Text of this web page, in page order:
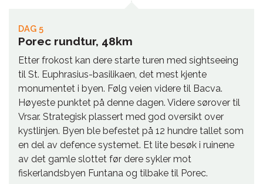
DAG 5
Porec rundtur, 48km
Etter frokost kan dere starte turen med sightseeing
til St. Euphrasius-basilikaen, det mest kjente
monumentet i byen. Følg veien videre til Bacva.
Høyeste punktet på denne dagen. Videre sørover til
Vrsar. Strategisk plassert med god oversikt over
kystlinjen. Byen ble befestet på 12 hundre tallet som
en del av defence systemet. Et lite besøk i ruinene
av det gamle slottet før dere sykler mot
fiskerlandsbyen Funtana og tilbake til Porec.